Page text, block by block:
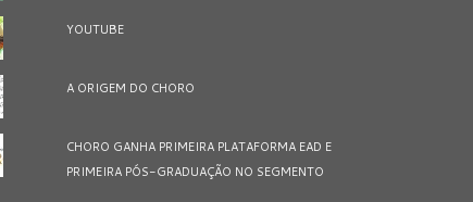
YOUTUBE
A ORIGEM DO CHORO
CHORO GANHA PRIMEIRA PLATAFORMA EAD E
PRIMEIRA PÓS-GRADUAÇÃO NO SEGMENTO